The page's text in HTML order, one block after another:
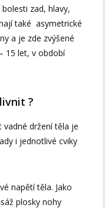
zad, hlavy,
také asymetrické
a je zde zvýšené
15 let, v období
?
vadné držení těla je
i jednotlivé cviky
napětí těla. Jako
plosky nohy